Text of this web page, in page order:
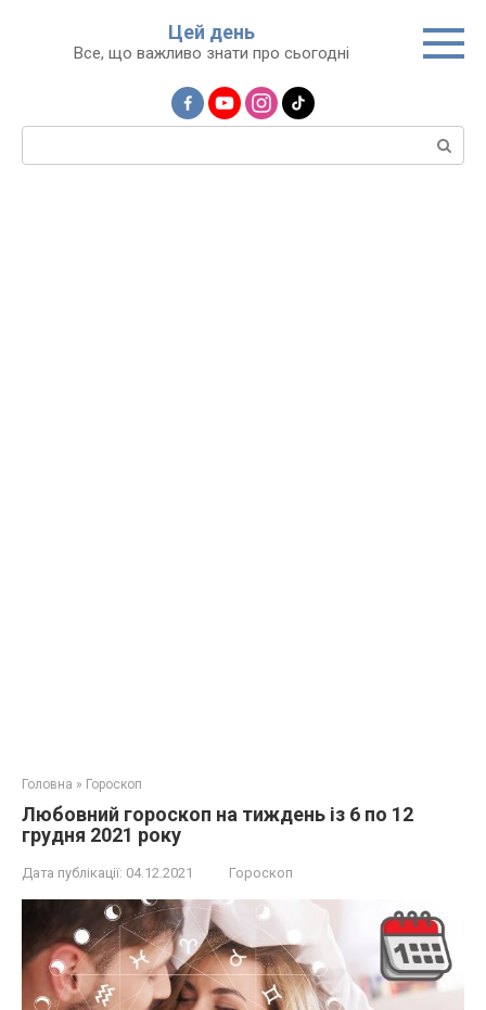
Цей день
Все, що важливо знати про сьогодні
Пошук:
Головна » Гороскоп
Любовний гороскоп на тиждень із 6 по 12
грудня 2021 року
Дата публікації: 04.12.2021 Гороскоп